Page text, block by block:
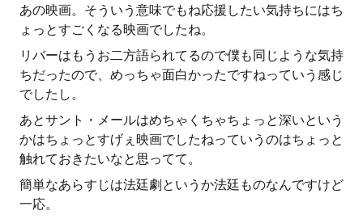
あの映画。そういう意味でもね応援したい気持ちにはち
ょっとすごくなる映画でしたね。
リバーはもうお二方語られてるので僕も同じような気持
ちだったので、めっちゃ面白かったですねっていう感じ
でしたし。
あとサント・メールはめちゃくちゃちょっと深いという
かはちょっとすげぇ映画でしたねっていうのはちょっと
触れておきたいなと思ってて。
簡単なあらすじは法廷劇というか法廷ものなんですけど
一応。